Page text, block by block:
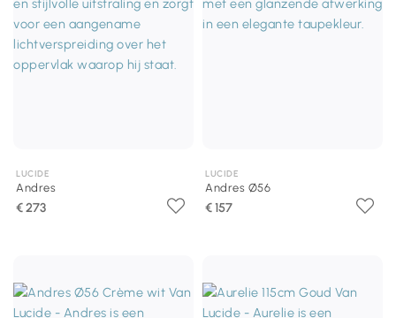
LUCIDE
Andres
€ 273
LUCIDE
Andres Ø56
€ 157